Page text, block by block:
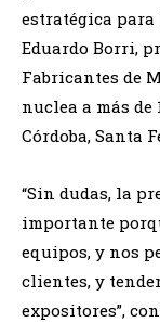
estratégica
Eduardo Borri,
Fabricantes de
nuclea a más
Córdoba, Santa
“Sin dudas, la
importante
equipos, y nos
clientes, y
expositores”,